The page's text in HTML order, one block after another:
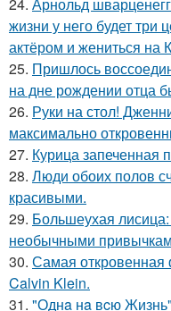
24. Арнольд
жизни у него будет три
актёром и жениться на
25. Пришлось
на дне рождении отца
26. Руки на стол!
максимально
27. Курица запеченная
28. Люди обоих полов
красивыми.
29. Большеухая
необычными
30. Самая откровенная
Calvin Klein.
31. "Однa нa вcю